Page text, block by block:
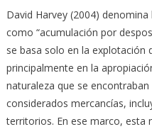
David Harvey (2004)
como “acumulación por
se basa solo en la explotación
principalmente en la
naturaleza que se
considerados mercancías,
territorios. En ese marco, esta